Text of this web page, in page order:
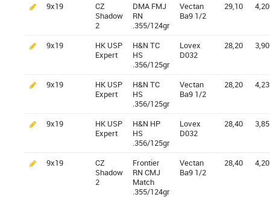
9x19
CZ
Shadow
2
DMA FMJ
RN
.355/124gr
Vectan
Ba9 1/2
29,10 4,20
9x19
HK USP
Expert
H&N TC
HS
.356/125gr
Lovex
D032
28,20 3,90
9x19
HK USP
Expert
H&N TC
HS
.356/125gr
Vectan
Ba9 1/2
28,20 4,23
9x19
HK USP
Expert
H&N HP
HS
.356/125gr
Lovex
D032
28,40 3,85
9x19
CZ
Shadow
2
Frontier
RN CMJ
Match
.355/124gr
Vectan
Ba9 1/2
28,40 4,20